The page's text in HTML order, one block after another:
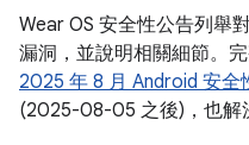
Wear OS 安全性公告列舉
漏洞，並說明相關細節。
2025 年 8 月 Android 安全
(2025-08-05 之後)，也解